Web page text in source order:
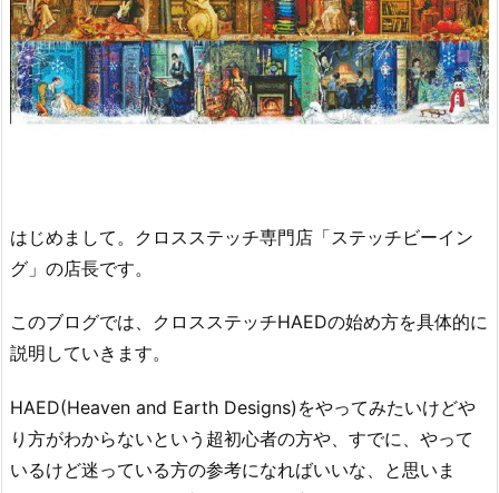
はじめまして。クロスステッチ専門店「ステッチビーイン
グ」の店長です。
このブログでは、クロスステッチHAEDの始め方を具体的に
説明していきます。
HAED(Heaven and Earth Designs)をやってみたいけどや
り方がわからないという超初心者の方や、すでに、やって
いるけど迷っている方の参考になればいいな、と思いま